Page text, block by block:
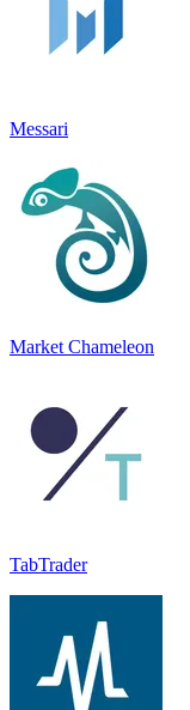
Messari
Market Chameleon
TabTrader